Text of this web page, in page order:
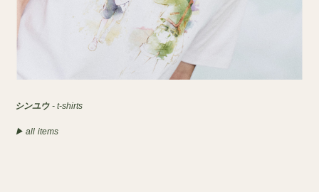
シンユウ- t-shirts
▶︎ all items